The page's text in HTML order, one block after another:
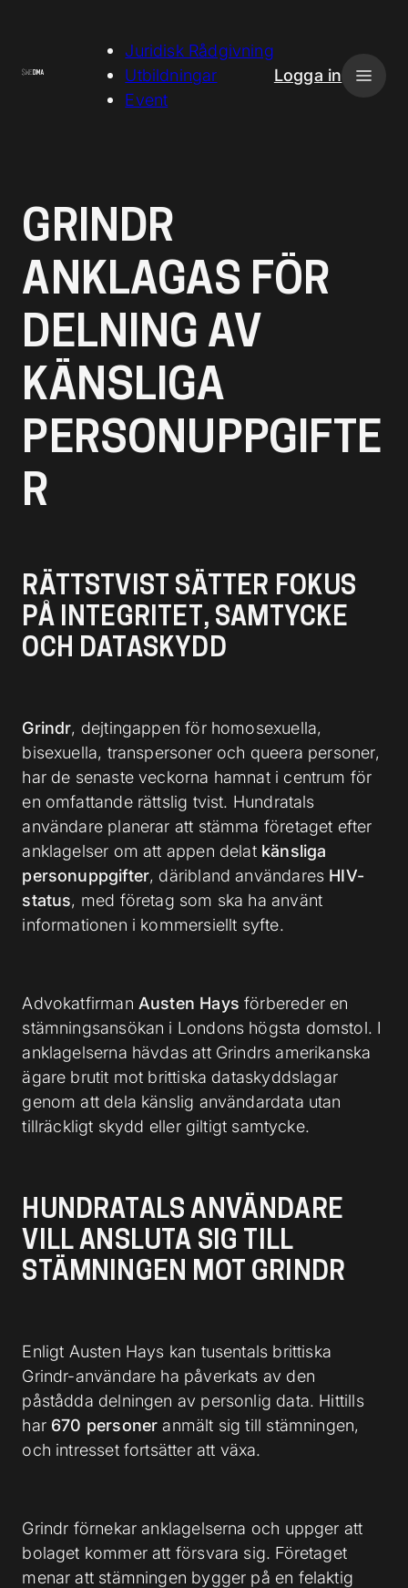
Juridisk Rådgivning
Utbildningar
Event
Logga in
GRINDR
ANKLAGAS FÖR
DELNING AV
KÄNSLIGA
PERSONUPPGIFTE
R
RÄTTSTVIST SÄTTER FOKUS
PÅ INTEGRITET, SAMTYCKE
OCH DATASKYDD
Grindr, dejtingappen för homosexuella,
bisexuella, transpersoner och queera personer,
har de senaste veckorna hamnat i centrum för
en omfattande rättslig tvist. Hundratals
användare planerar att stämma företaget efter
anklagelser om att appen delat känsliga
personuppgifter, däribland användares HIV-
status, med företag som ska ha använt
informationen i kommersiellt syfte.
Advokatfirman Austen Hays förbereder en
stämningsansökan i Londons högsta domstol. I
anklagelserna hävdas att Grindrs amerikanska
ägare brutit mot brittiska dataskyddslagar
genom att dela känslig användardata utan
tillräckligt skydd eller giltigt samtycke.
HUNDRATALS ANVÄNDARE
VILL ANSLUTA SIG TILL
STÄMNINGEN MOT GRINDR
Enligt Austen Hays kan tusentals brittiska
Grindr-användare ha påverkats av den
påstådda delningen av personlig data. Hittills
har 670 personer anmält sig till stämningen,
och intresset fortsätter att växa.
Grindr förnekar anklagelserna och uppger att
bolaget kommer att försvara sig. Företaget
menar att stämningen bygger på en felaktig